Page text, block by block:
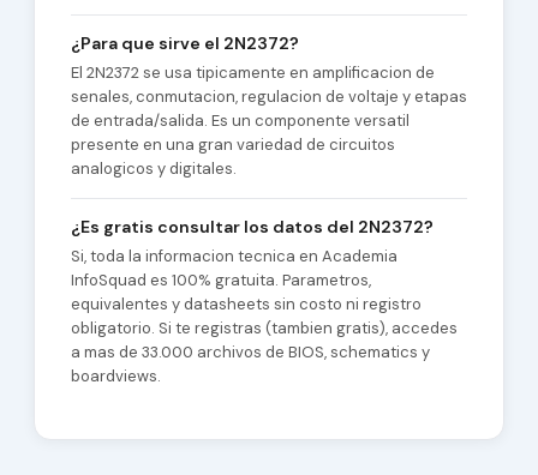
¿Para que sirve el 2N2372?
El 2N2372 se usa tipicamente en amplificacion de
senales, conmutacion, regulacion de voltaje y etapas
de entrada/salida. Es un componente versatil
presente en una gran variedad de circuitos
analogicos y digitales.
¿Es gratis consultar los datos del 2N2372?
Si, toda la informacion tecnica en Academia
InfoSquad es 100% gratuita. Parametros,
equivalentes y datasheets sin costo ni registro
obligatorio. Si te registras (tambien gratis), accedes
a mas de 33.000 archivos de BIOS, schematics y
boardviews.